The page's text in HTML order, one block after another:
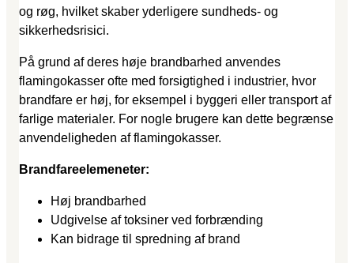
og røg, hvilket skaber yderligere sundheds- og
sikkerhedsrisici.
På grund af deres høje brandbarhed anvendes
flamingokasser ofte med forsigtighed i industrier, hvor
brandfare er høj, for eksempel i byggeri eller transport af
farlige materialer. For nogle brugere kan dette begrænse
anvendeligheden af flamingokasser.
Brandfareelemeneter:
Høj brandbarhed
Udgivelse af toksiner ved forbrænding
Kan bidrage til spredning af brand